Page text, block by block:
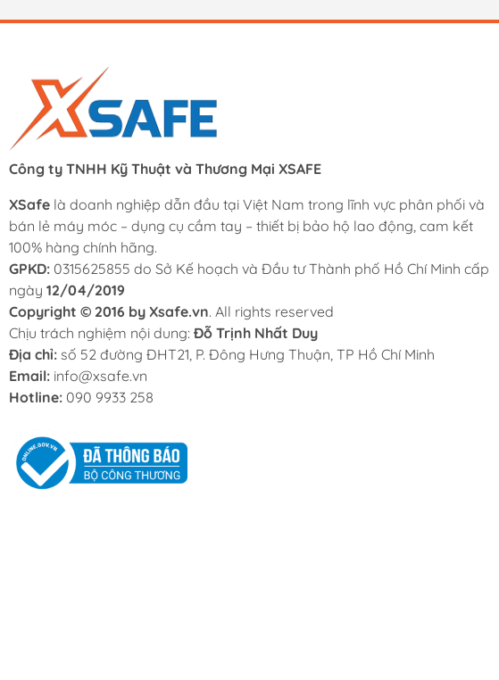
Công ty TNHH Kỹ Thuật và Thương Mại XSAFE
XSafe là doanh nghiệp dẫn đầu tại Việt Nam trong lĩnh vực phân phối và
bán lẻ máy móc – dụng cụ cầm tay – thiết bị bảo hộ lao động, cam kết
100% hàng chính hãng.
GPKD: 0315625855 do Sở Kế hoạch và Đầu tư Thành phố Hồ Chí Minh cấp
ngày 12/04/2019
Copyright © 2016 by Xsafe.vn. All rights reserved
Chịu trách nghiệm nội dung: Đỗ Trịnh Nhất Duy
Địa chỉ: số 52 đường ĐHT21, P. Đông Hưng Thuận, TP Hồ Chí Minh
Email: info@xsafe.vn
Hotline: 090 9933 258